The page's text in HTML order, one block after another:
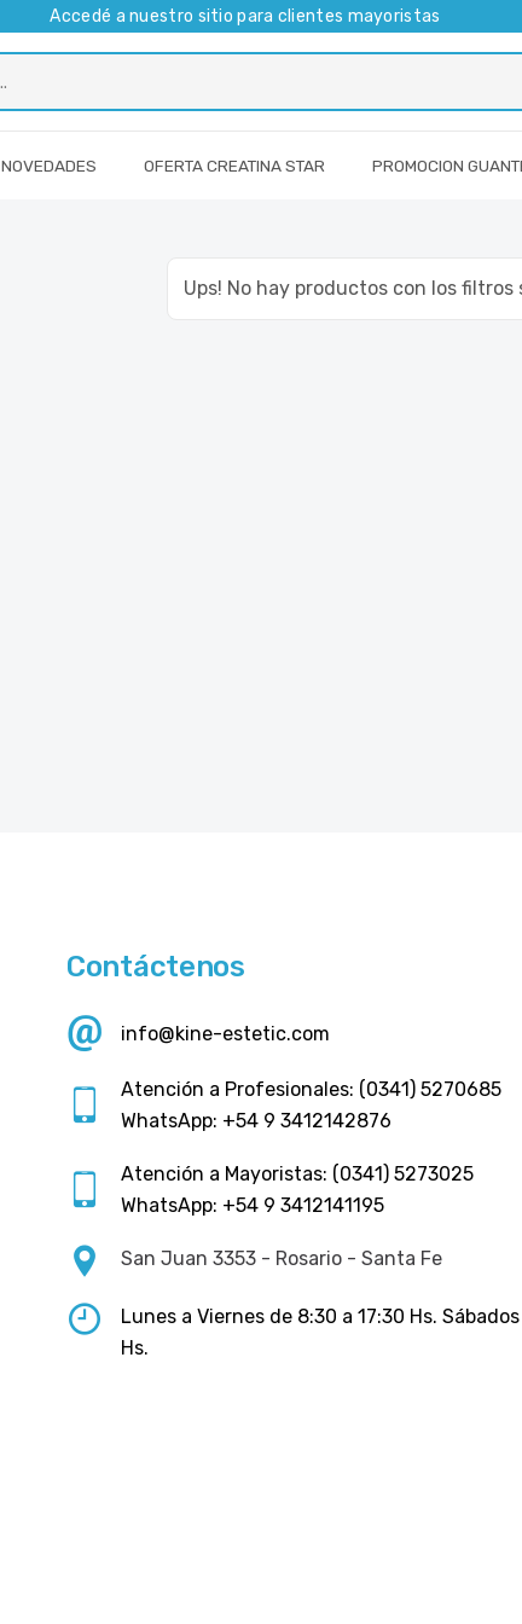
Accedé a nuestro sitio para clientes mayoristas
NOVEDADES OFERTA CREATINA STAR PROMOCION
Ups! No hay productos con los filtros
Contáctenos
info@kine-estetic.com
Atención a Profesionales: (0341) 5270685
WhatsApp: +54 9 3412142876
Atención a Mayoristas: (0341) 5273025
WhatsApp: +54 9 3412141195
San Juan 3353 - Rosario - Santa Fe
Lunes a Viernes de 8:30 a 17:30 Hs.
Hs.